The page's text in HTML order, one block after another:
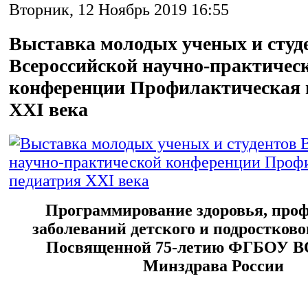
Вторник, 12 Ноябрь 2019 16:55
Выставка молодых ученых и
Всероссийской научно-
конференции Профилактическая
XXI века
Программирование здоровья,
заболеваний детского и
Посвященной 75-летию ФГБОУ
Минздрава России